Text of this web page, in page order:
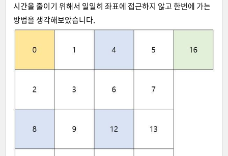
시간을 줄이기 위해서 일일히 좌표에 접근하지 않고 한번에 가는
방법을 생각해보았습니다.